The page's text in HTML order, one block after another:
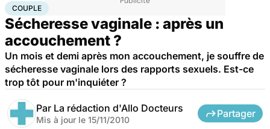
Accueil Bien-être
COUPLE
Sécheresse vaginale : après un
accouchement ?
Un mois et demi après mon accouchement, je souffre de
sécheresse vaginale lors des rapports sexuels. Est-ce
trop tôt pour m'inquiéter ?
Par La rédaction d'Allo Docteurs
Mis à jour le 15/11/2010
Partager